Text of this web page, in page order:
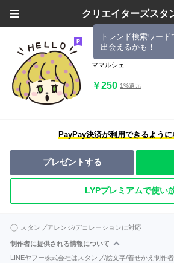
クリエイターズスタ
トレンド検索ワー
出会えるかも！
きみちゃんのBIG
ママルシェ
￥250 1%還元
PayPay決済が利用できるよう
プレゼントする
LYPプレミアムで使い
スタンプアレンジ/デコレーションに対応
制作者に提供される情報について
LINEヤフー株式会社はスタンプ/絵文字/着せかえ制作